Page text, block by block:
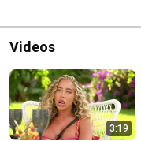
Videos
3:19